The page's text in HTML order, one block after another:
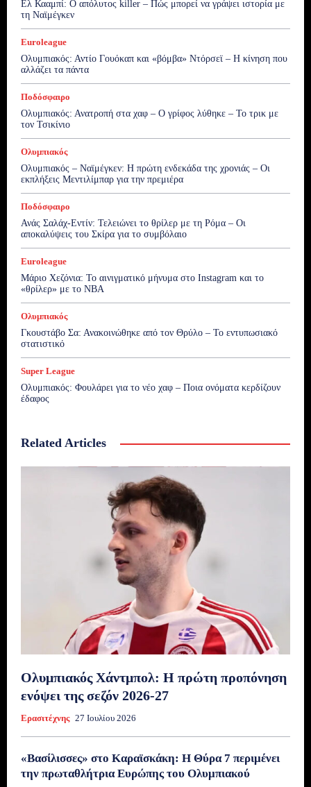
Ελ Κααμπί: Ο απόλυτος killer – Πώς μπορεί να γράψει ιστορία με
τη Ναϊμέγκεν
Euroleague
Ολυμπιακός: Αντίο Γουόκαπ και «βόμβα» Ντόρσεϊ – Η κίνηση που
αλλάζει τα πάντα
Ποδόσφαιρο
Ολυμπιακός: Ανατροπή στα χαφ – Ο γρίφος λύθηκε – Το τρικ με
τον Τσικίνιο
Ολυμπιακός
Ολυμπιακός – Ναϊμέγκεν: Η πρώτη ενδεκάδα της χρονιάς – Οι
εκπλήξεις Μεντιλίμπαρ για την πρεμιέρα
Ποδόσφαιρο
Ανάς Σαλάχ-Εντίν: Τελειώνει το θρίλερ με τη Ρόμα – Οι
αποκαλύψεις του Σκίρα για το συμβόλαιο
Euroleague
Μάριο Χεζόνια: Το αινιγματικό μήνυμα στο Instagram και το
«θρίλερ» με το NBA
Ολυμπιακός
Γκουστάβο Σα: Ανακοινώθηκε από τον Θρύλο – Το εντυπωσιακό
στατιστικό
Super League
Ολυμπιακός: Φουλάρει για το νέο χαφ – Ποια ονόματα κερδίζουν
έδαφος
Related Articles
Ολυμπιακός Χάντμπολ: Η πρώτη προπόνηση
ενόψει της σεζόν 2026-27
Ερασιτέχνης 27 Ιουλίου 2026
«Βασίλισσες» στο Καραϊσκάκη: Η Θύρα 7 περιμένει
την πρωταθλήτρια Ευρώπης του Ολυμπιακού